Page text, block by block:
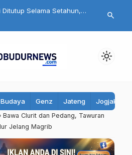
Ditutup Selama Setahun,
Punya Atap Lagi
Fantastis!
Juta, Bupati
search
light_mode
Budaya Genz Jateng Jogjakarta
Bawa Clurit dan Pedang, Tawuran
Jelang Magrib